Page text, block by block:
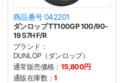
商品番号 042201
ダンロップ TT100GP 100/90-
19 57H F/R
ブランド：
DUNLOP（ダンロップ）
通常販売価格： 15,800円
通販在庫数：1